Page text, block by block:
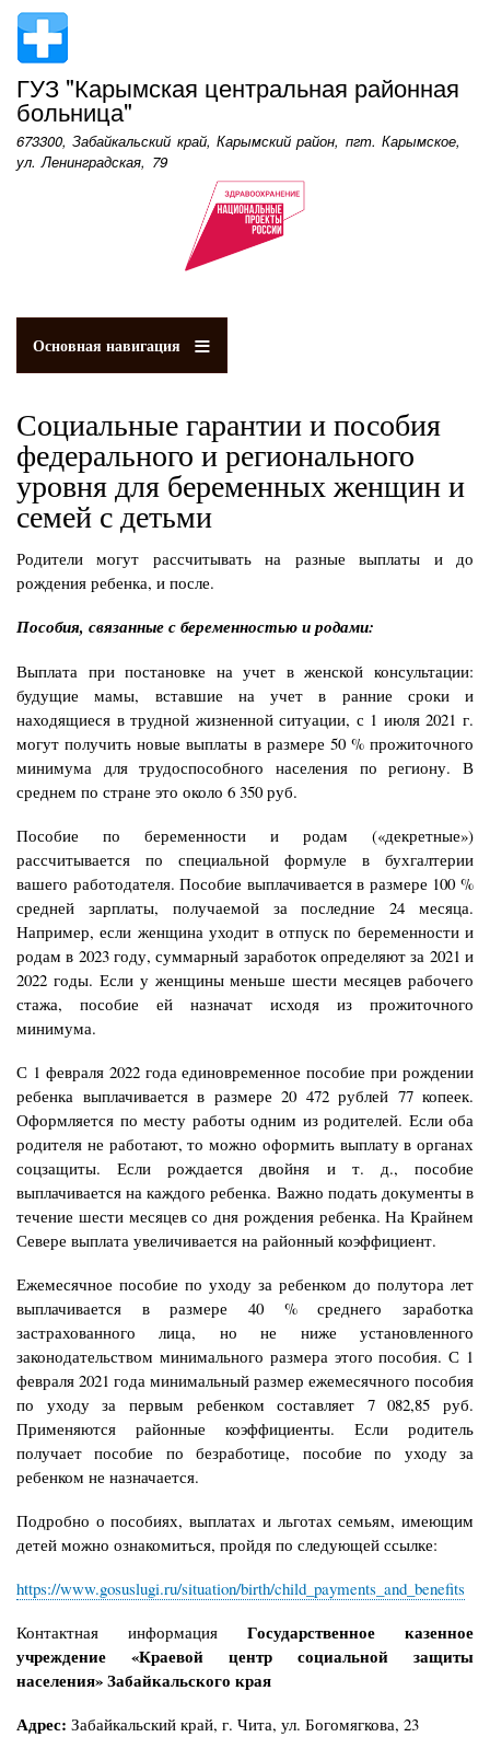
содержанию
ГУЗ "Карымская центральная районная
больница"
673300, Забайкальский край, Карымский район, пгт. Карымское,
ул. Ленинградская, 79
Основная навигация
Социальные гарантии и пособия
федерального и регионального
уровня для беременных женщин и
семей с детьми
Родители могут рассчитывать на разные выплаты и до
рождения ребенка, и после.
Пособия, связанные с беременностью и родами:
Выплата при постановке на учет в женской консультации:
будущие мамы, вставшие на учет в ранние сроки и
находящиеся в трудной жизненной ситуации, с 1 июля 2021 г.
могут получить новые выплаты в размере 50 % прожиточного
минимума для трудоспособного населения по региону. В
среднем по стране это около 6 350 руб.
Пособие по беременности и родам («декретные»)
рассчитывается по специальной формуле в бухгалтерии
вашего работодателя. Пособие выплачивается в размере 100 %
средней зарплаты, получаемой за последние 24 месяца.
Например, если женщина уходит в отпуск по беременности и
родам в 2023 году, суммарный заработок определяют за 2021 и
2022 годы. Если у женщины меньше шести месяцев рабочего
стажа, пособие ей назначат исходя из прожиточного
минимума.
С 1 февраля 2022 года единовременное пособие при рождении
ребенка выплачивается в размере 20 472 рублей 77 копеек.
Оформляется по месту работы одним из родителей. Если оба
родителя не работают, то можно оформить выплату в органах
соцзащиты. Если рождается двойня и т. д., пособие
выплачивается на каждого ребенка. Важно подать документы в
течение шести месяцев со дня рождения ребенка. На Крайнем
Севере выплата увеличивается на районный коэффициент.
Ежемесячное пособие по уходу за ребенком до полутора лет
выплачивается в размере 40 % среднего заработка
застрахованного лица, но не ниже установленного
законодательством минимального размера этого пособия. С 1
февраля 2021 года минимальный размер ежемесячного пособия
по уходу за первым ребенком составляет 7 082,85 руб.
Применяются районные коэффициенты. Если родитель
получает пособие по безработице, пособие по уходу за
ребенком не назначается.
Подробно о пособиях, выплатах и льготах семьям, имеющим
детей можно ознакомиться, пройдя по следующей ссылке:
https://www.gosuslugi.ru/situation/birth/child_payments_and_benefits
Контактная информация Государственное казенное
учреждение «Краевой центр социальной защиты
населения» Забайкальского края
Адрес: Забайкальский край, г. Чита, ул. Богомягкова, 23